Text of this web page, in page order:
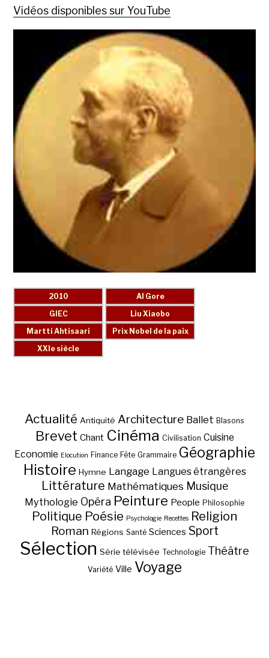
Vidéos disponibles sur YouTube
Actualité Antiquité Architecture Ballet Blasons
Brevet Chant Cinéma Civilisation Cuisine
Economie Elocution Finance Fête Grammaire Géographie
Histoire Hymne Langage Langues étrangères
Littérature Mathématiques Musique
Mythologie Opéra Peinture People Philosophie
Politique Poésie Psychologie Recettes Religion
Roman Régions Santé Sciences Sport
Sélection Série télévisée Technologie Théâtre
Variété Ville Voyage